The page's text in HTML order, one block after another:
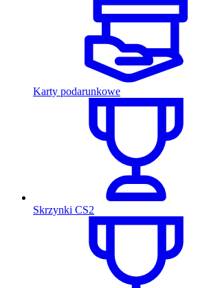
Karty podarunkowe
Skrzynki CS2